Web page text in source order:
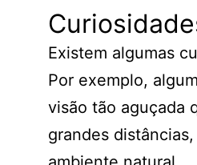
Existem algumas
Por exemplo,
visão tão aguçada
grandes